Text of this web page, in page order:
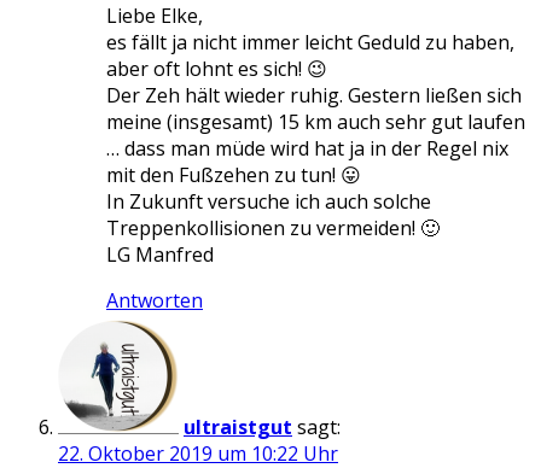
Liebe Elke,
es fällt ja nicht immer leicht Geduld zu haben,
aber oft lohnt es sich! 😉
Der Zeh hält wieder ruhig. Gestern ließen sich
meine (insgesamt) 15 km auch sehr gut laufen
… dass man müde wird hat ja in der Regel nix
mit den Fußzehen zu tun! 😛
In Zukunft versuche ich auch solche
Treppenkollisionen zu vermeiden! 🙂
LG Manfred
Antworten
ultraistgut sagt:
22. Oktober 2019 um 10:22 Uhr